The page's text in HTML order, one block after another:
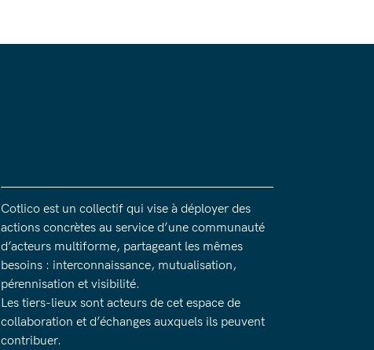
Cotlico est un collectif qui vise à déployer des
actions concrètes au service d’une communauté
d’acteurs multiforme, partageant les mêmes
besoins : interconnaissance, mutualisation,
pérennisation et visibilité.
Les tiers-lieux sont acteurs de cet espace de
collaboration et d’échanges auxquels ils peuvent
contribuer.